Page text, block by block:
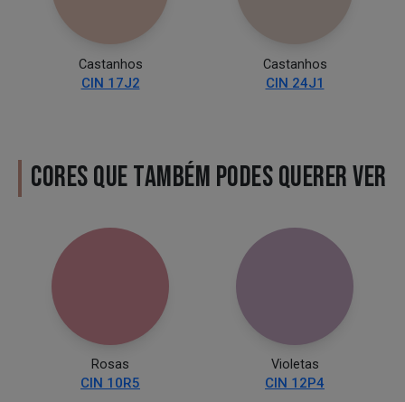
Castanhos
CIN 17J2
Castanhos
CIN 24J1
CORES QUE TAMBÉM PODES QUERER VER
Rosas
CIN 10R5
Violetas
CIN 12P4